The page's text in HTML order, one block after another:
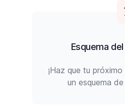
Esquema
¡Haz que tu
un esquema